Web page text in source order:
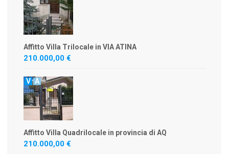
Affitto Villa Trilocale in VIA ATINA
210.000,00 €
V A
Affitto Villa Quadrilocale in provincia di AQ
210.000,00 €